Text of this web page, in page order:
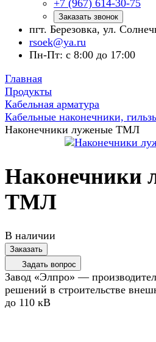
+7 (967) 614-30-75
Заказать звонок
пгт. Березовка, ул.
rsoek@ya.ru
Пн-Пт: с 8:00 до 17:00
Главная
Продукты
Кабельная арматура
Кабельные наконечники,
Наконечники луженые ТМЛ
Наконечники
ТМЛ
В наличии
Заказать
Задать вопрос
Завод «Элпро» —
решений в строительстве
до 110 кВ